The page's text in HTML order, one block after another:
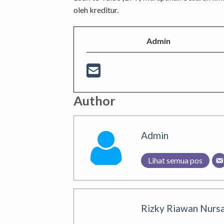
oleh kreditur.
Admin
Author
Admin
Lihat semua pos
Rizky Riawan